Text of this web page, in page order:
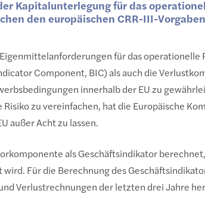
Kapitalunterlegung für das
den europäischen CRR-III-
für das operationelle
Component, BIC) als auch die
innerhalb der EU zu
zu vereinfachen, hat die Europäische
außer Acht zu lassen.
als Geschäftsindikator
Für die Berechnung des
Verlustrechnungen der letzten drei Jahre